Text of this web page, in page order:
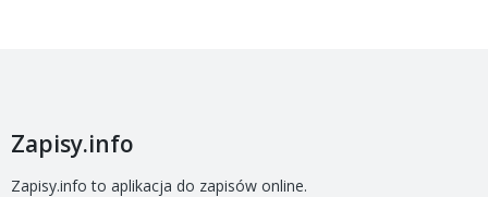
Zapisy.info
Zapisy.info to aplikacja do zapisów online.